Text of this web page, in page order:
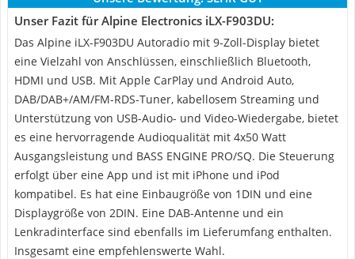
Unser Fazit für Alpine Electronics iLX-F903DU:
Das Alpine iLX-F903DU Autoradio mit 9-Zoll-Display bietet
eine Vielzahl von Anschlüssen, einschließlich Bluetooth,
HDMI und USB. Mit Apple CarPlay und Android Auto,
DAB/DAB+/AM/FM-RDS-Tuner, kabellosem Streaming und
Unterstützung von USB-Audio- und Video-Wiedergabe, bietet
es eine hervorragende Audioqualität mit 4x50 Watt
Ausgangsleistung und BASS ENGINE PRO/SQ. Die Steuerung
erfolgt über eine App und ist mit iPhone und iPod
kompatibel. Es hat eine Einbaugröße von 1DIN und eine
Displaygröße von 2DIN. Eine DAB-Antenne und ein
Lenkradinterface sind ebenfalls im Lieferumfang enthalten.
Insgesamt eine empfehlenswerte Wahl.